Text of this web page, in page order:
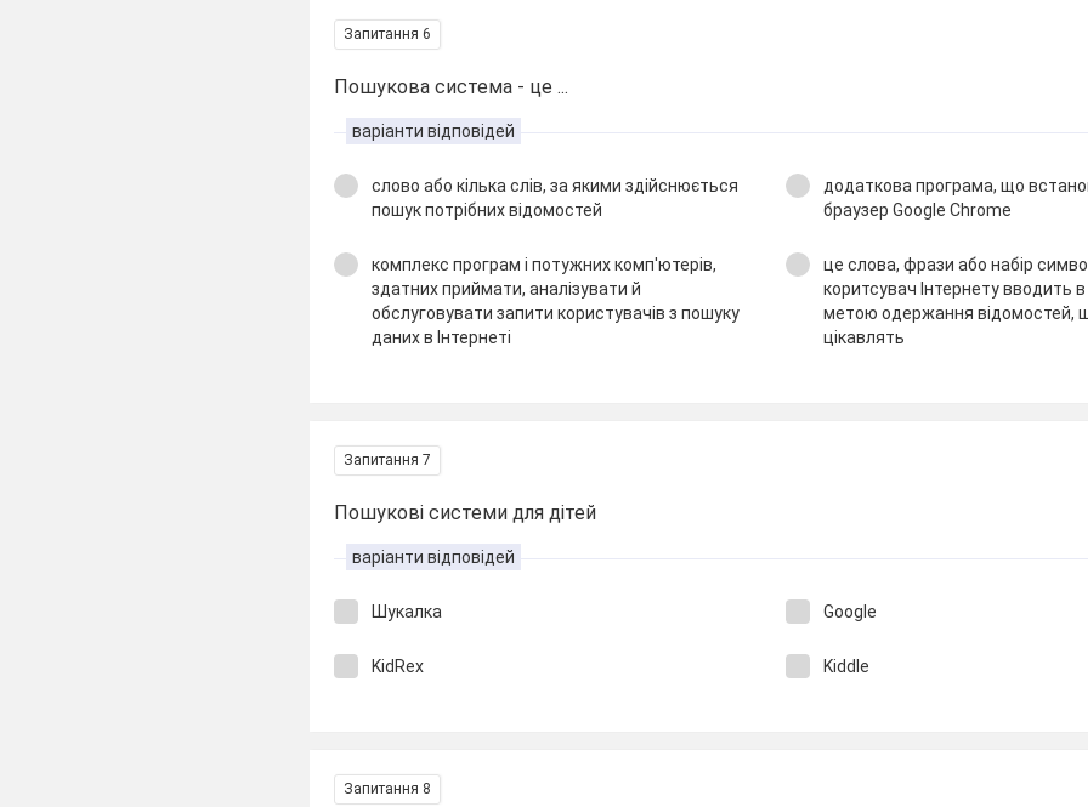
Запитання 6
Пошукова система - це ...
варіанти відповідей
слово або кілька слів, за якими здійснюється
пошук потрібних відомостей
додаткова програма, що
браузер Google Chrome
комплекс програм і потужних комп'ютерів,
здатних приймати, аналізувати й
обслуговувати запити користувачів з пошуку
даних в Інтернеті
це слова, фрази або набір
коритсувач Інтернету вводить
метою одержання відомостей,
цікавлять
Запитання 7
Пошукові системи для дітей
варіанти відповідей
Шукалка Google
KidRex Kiddle
Запитання 8